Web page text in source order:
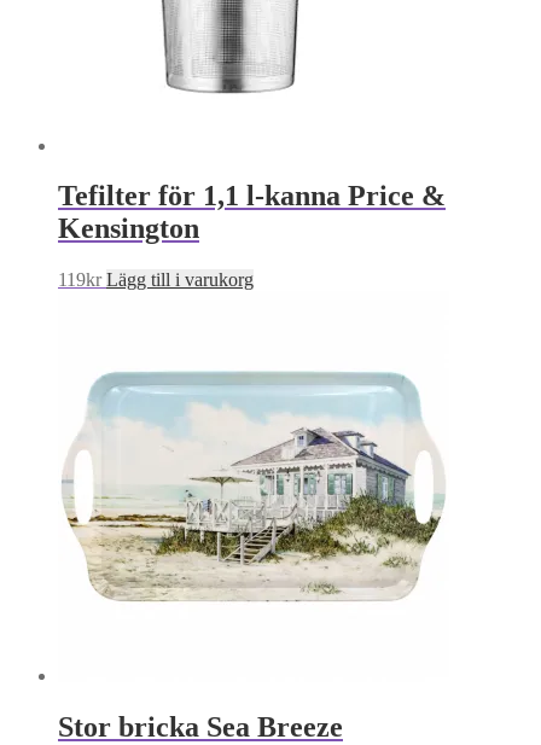
Tefilter för 1,1 l-kanna Price &
Kensington
119kr Lägg till i varukorg
Stor bricka Sea Breeze